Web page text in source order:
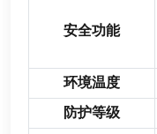
安全功能
环境温度
防护等级